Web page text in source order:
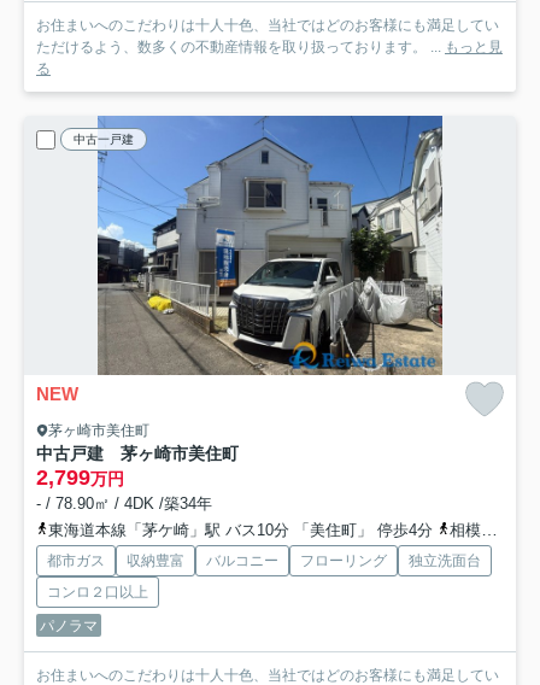
お住まいへのこだわりは十人十色、当社ではどのお客様にも満足してい
ただけるよう、数多くの不動産情報を取り扱っております。 ...
もっと見
る
中古一戸建
NEW
茅ヶ崎市美住町
中古戸建 茅ヶ崎市美住町
2,799万円
- / 78.90㎡ / 4DK /築34年
東海道本線「茅ケ崎」駅 バス10分 「美住町」 停歩4分
相模線「茅ケ崎」駅 バス10分 「美住町」 停歩4分
都市ガス 収納豊富 バルコニー フローリング
独立洗面台
コンロ２口以上
パノラマ
お住まいへのこだわりは十人十色、当社ではどのお客様にも満足してい